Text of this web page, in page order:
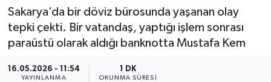
Sakarya’da bir döviz bürosunda yaşanan olay
tepki çekti. Bir vatandaş, yaptığı işlem sonrası
paraüstü olarak aldığı banknotta Mustafa Kem
16.05.2026 - 11:54
YAYINLANMA
1 DK
OKUNMA SÜRESI